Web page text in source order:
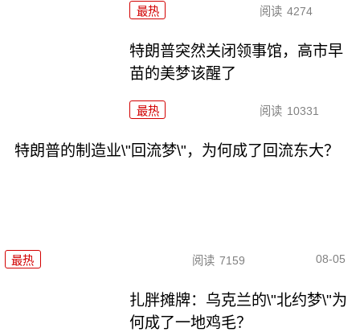
最热 阅读 4274
特朗普突然关闭领事馆，高市早
苗的美梦该醒了
最热 阅读 10331
特朗普的制造业\"回流梦\"，为何成了回流东大？
最热 阅读 7159 08-05
扎胖摊牌：乌克兰的\"北约梦\"为
何成了一地鸡毛？